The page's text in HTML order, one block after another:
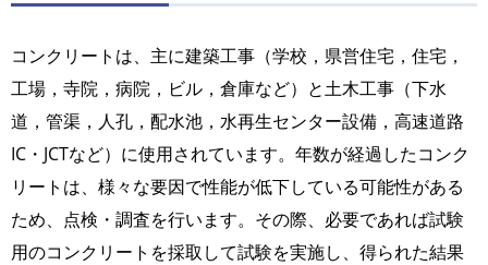
コンクリートは、主に建築工事（学校，県営住宅，住宅，
工場，寺院，病院，ビル，倉庫など）と土木工事（下水
道，管渠，人孔，配水池，水再生センター設備，高速道路
IC・JCTなど）に使用されています。年数が経過したコンク
リートは、様々な要因で性能が低下している可能性がある
ため、点検・調査を行います。その際、必要であれば試験
用のコンクリートを採取して試験を実施し、得られた結果